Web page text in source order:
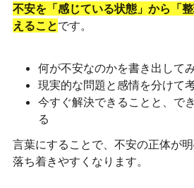
不安を「感じている状態」から「
えることです。
何が不安なのかを書き出して
現実的な問題と感情を分けて
今すぐ解決できることと、で
る
言葉にすることで、不安の正体が
落ち着きやすくなります。